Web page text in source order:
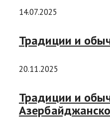
14.07.2025
Традиции и
20.11.2025
Традиции и